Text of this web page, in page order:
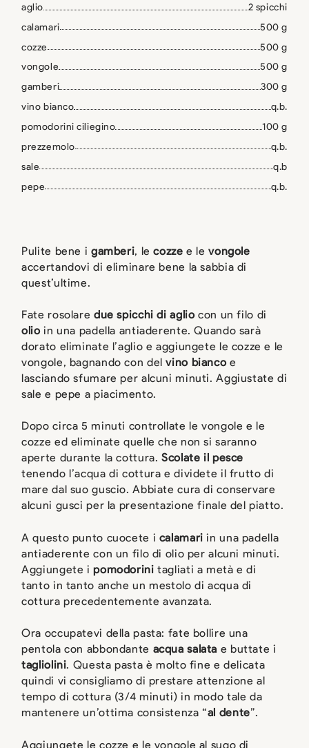
aglio
2 spicchi
calamari
500 g
cozze
500 g
vongole
500 g
gamberi
300 g
vino bianco
q.b.
pomodorini ciliegino
100 g
prezzemolo
q.b.
sale
q.b
pepe
q.b.
Pulite bene i gamberi, lecozze e levongole
accertandovi di eliminare bene la sabbia di
quest’ultime.
Fate rosolare due spicchi di agliocon un filo di
olioin una padella antiaderente. Quando sarà
dorato eliminate l’aglio e aggiungete le cozze e le
vongole, bagnando con del vino biancoe
lasciando sfumare per alcuni minuti. Aggiustate di
sale e pepe a piacimento.
Dopo circa 5 minuti controllate le vongole e le
cozze ed eliminate quelle che non si saranno
aperte durante la cottura.Scolate il pesce
tenendo l’acqua di cottura e dividete il frutto di
mare dal suo guscio. Abbiate cura di conservare
alcuni gusci per la presentazione finale del piatto.
A questo punto cuocete i calamari in una padella
antiaderente con un filo di olio per alcuni minuti.
Aggiungete ipomodorini tagliati a metà e di
tanto in tanto anche un mestolo di acqua di
cottura precedentemente avanzata.
Ora occupatevi della pasta: fate bollire una
pentola con abbondante acqua salata e buttate i
tagliolini. Questa pasta è molto fine e delicata
quindi vi consigliamo di prestare attenzione al
tempo di cottura (3/4 minuti) in modo tale da
mantenere un’ottima consistenza “al dente”.
Aggiungete le cozze e le vongole al sugo di